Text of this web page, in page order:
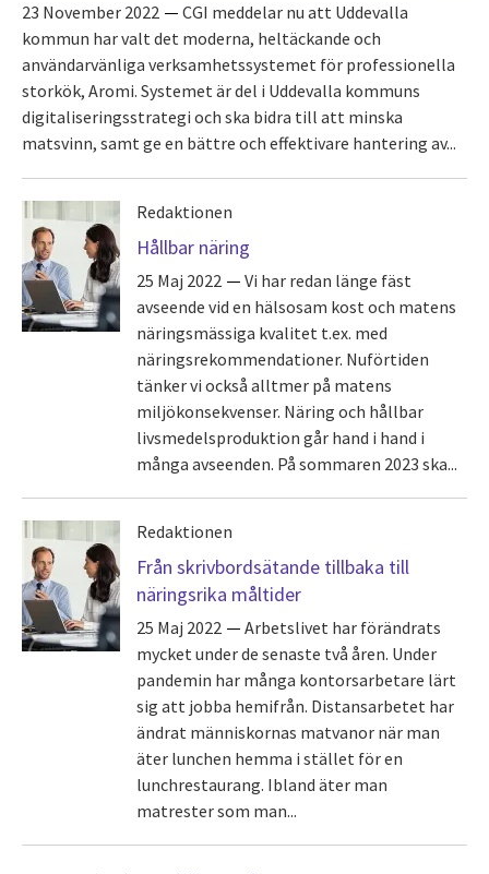
23 November 2022
CGI meddelar nu att Uddevalla
kommun har valt det moderna, heltäckande och
användarvänliga verksamhetssystemet för professionella
storkök, Aromi. Systemet är del i Uddevalla kommuns
digitaliseringsstrategi och ska bidra till att minska
matsvinn, samt ge en bättre och effektivare hantering av...
Redaktionen
Hållbar näring
25 Maj 2022
Vi har redan länge fäst
avseende vid en hälsosam kost och matens
näringsmässiga kvalitet t.ex. med
näringsrekommendationer. Nuförtiden
tänker vi också alltmer på matens
miljökonsekvenser. Näring och hållbar
livsmedelsproduktion går hand i hand i
många avseenden. På sommaren 2023 ska...
Redaktionen
Från skrivbordsätande tillbaka till
näringsrika måltider
25 Maj 2022
Arbetslivet har förändrats
mycket under de senaste två åren. Under
pandemin har många kontorsarbetare lärt
sig att jobba hemifrån. Distansarbetet har
ändrat människornas matvanor när man
äter lunchen hemma i stället för en
lunchrestaurang. Ibland äter man
matrester som man...